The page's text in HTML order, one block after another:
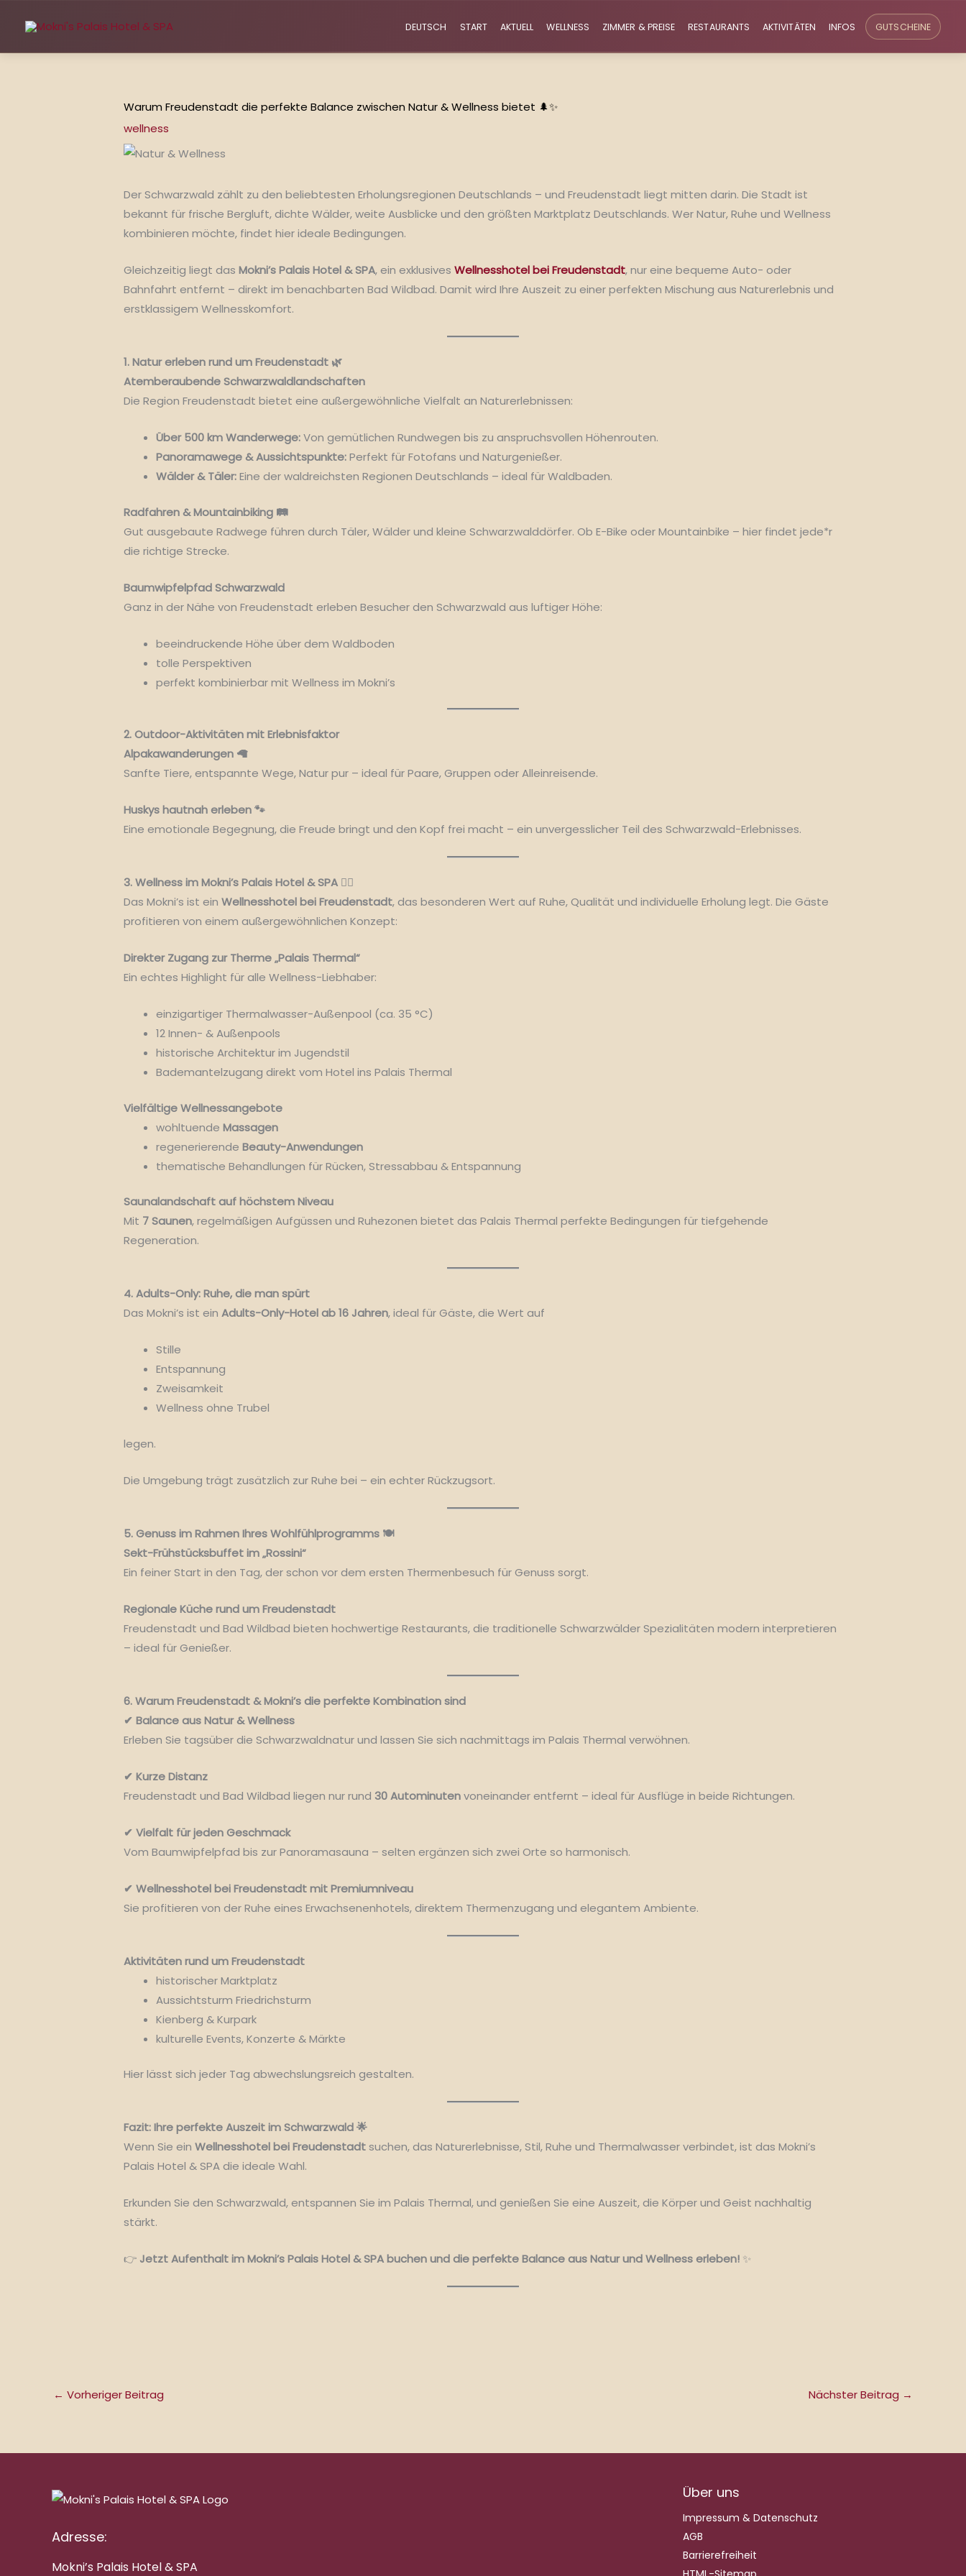
Inhalt
DEUTSCH START AKTUELL WELLNESS ZIMMER & PREISE RESTAURANTS AKTIVITÄTEN INFOS GUTSCHEINE
Warum Freudenstadt die perfekte Balance zwischen Natur & Wellness bietet 🌲✨
wellness
Der Schwarzwald zählt zu den beliebtesten Erholungsregionen Deutschlands – und Freudenstadt liegt mitten darin. Die Stadt ist
bekannt für frische Bergluft, dichte Wälder, weite Ausblicke und den größten Marktplatz Deutschlands. Wer Natur, Ruhe und Wellness
kombinieren möchte, findet hier ideale Bedingungen.
Gleichzeitig liegt dasMokni’s Palais Hotel & SPA, ein exklusivesWellnesshotel bei Freudenstadt, nur eine bequeme Auto- oder
Bahnfahrt entfernt – direkt im benachbarten Bad Wildbad. Damit wird Ihre Auszeit zu einer perfekten Mischung aus Naturerlebnis und
erstklassigem Wellnesskomfort.
1. Natur erleben rund um Freudenstadt 🌿
Atemberaubende Schwarzwaldlandschaften
Die Region Freudenstadt bietet eine außergewöhnliche Vielfalt an Naturerlebnissen:
Über 500 km Wanderwege:Von gemütlichen Rundwegen bis zu anspruchsvollen Höhenrouten.
Panoramawege & Aussichtspunkte:Perfekt für Fotofans und Naturgenießer.
Wälder & Täler:Eine der waldreichsten Regionen Deutschlands – ideal für Waldbaden.
Radfahren & Mountainbiking 🛤️
Gut ausgebaute Radwege führen durch Täler, Wälder und kleine Schwarzwalddörfer. Ob E-Bike oder Mountainbike – hier findet jede*r
die richtige Strecke.
Baumwipfelpfad Schwarzwald
Ganz in der Nähe von Freudenstadt erleben Besucher den Schwarzwald aus luftiger Höhe:
beeindruckende Höhe über dem Waldboden
tolle Perspektiven
perfekt kombinierbar mit Wellness im Mokni’s
2. Outdoor-Aktivitäten mit Erlebnisfaktor
Alpakawanderungen 🦙
Sanfte Tiere, entspannte Wege, Natur pur – ideal für Paare, Gruppen oder Alleinreisende.
Huskys hautnah erleben 🐾
Eine emotionale Begegnung, die Freude bringt und den Kopf frei macht – ein unvergesslicher Teil des Schwarzwald-Erlebnisses.
3. Wellness im Mokni’s Palais Hotel & SPA 💆‍♀️
Das Mokni’s ist einWellnesshotel bei Freudenstadt, das besonderen Wert auf Ruhe, Qualität und individuelle Erholung legt. Die Gäste
profitieren von einem außergewöhnlichen Konzept:
Direkter Zugang zur Therme „Palais Thermal“
Ein echtes Highlight für alle Wellness-Liebhaber:
einzigartiger Thermalwasser-Außenpool (ca. 35 °C)
12 Innen- & Außenpools
historische Architektur im Jugendstil
Bademantelzugang direkt vom Hotel ins Palais Thermal
Vielfältige Wellnessangebote
wohltuendeMassagen
regenerierendeBeauty-Anwendungen
thematische Behandlungen für Rücken, Stressabbau & Entspannung
Saunalandschaft auf höchstem Niveau
Mit 7 Saunen, regelmäßigen Aufgüssen und Ruhezonen bietet das Palais Thermal perfekte Bedingungen für tiefgehende
Regeneration.
4. Adults-Only: Ruhe, die man spürt
Das Mokni’s ist einAdults-Only-Hotel ab 16 Jahren, ideal für Gäste, die Wert auf
Stille
Entspannung
Zweisamkeit
Wellness ohne Trubel
legen.
Die Umgebung trägt zusätzlich zur Ruhe bei – ein echter Rückzugsort.
5. Genuss im Rahmen Ihres Wohlfühlprogramms 🍽️
Sekt-Frühstücksbuffet im „Rossini“
Ein feiner Start in den Tag, der schon vor dem ersten Thermenbesuch für Genuss sorgt.
Regionale Küche rund um Freudenstadt
Freudenstadt und Bad Wildbad bieten hochwertige Restaurants, die traditionelle Schwarzwälder Spezialitäten modern interpretieren
– ideal für Genießer.
6. Warum Freudenstadt & Mokni’s die perfekte Kombination sind
✔ Balance aus Natur & Wellness
Erleben Sie tagsüber die Schwarzwaldnatur und lassen Sie sich nachmittags im Palais Thermal verwöhnen.
✔ Kurze Distanz
Freudenstadt und Bad Wildbad liegen nur rund 30 Autominutenvoneinander entfernt – ideal für Ausflüge in beide Richtungen.
✔ Vielfalt für jeden Geschmack
Vom Baumwipfelpfad bis zur Panoramasauna – selten ergänzen sich zwei Orte so harmonisch.
✔ Wellnesshotel bei Freudenstadt mit Premiumniveau
Sie profitieren von der Ruhe eines Erwachsenenhotels, direktem Thermenzugang und elegantem Ambiente.
Aktivitäten rund um Freudenstadt
historischer Marktplatz
Aussichtsturm Friedrichsturm
Kienberg & Kurpark
kulturelle Events, Konzerte & Märkte
Hier lässt sich jeder Tag abwechslungsreich gestalten.
Fazit: Ihre perfekte Auszeit im Schwarzwald 🌟
Wenn Sie einWellnesshotel bei Freudenstadt suchen, das Naturerlebnisse, Stil, Ruhe und Thermalwasser verbindet, ist das Mokni’s
Palais Hotel & SPA die ideale Wahl.
Erkunden Sie den Schwarzwald, entspannen Sie im Palais Thermal, und genießen Sie eine Auszeit, die Körper und Geist nachhaltig
stärkt.
👉 Jetzt Aufenthalt im Mokni’s Palais Hotel & SPA buchen und die perfekte Balance aus Natur und Wellness erleben! ✨
← Vorheriger Beitrag Nächster Beitrag →
Adresse:
Mokni’s Palais Hotel & SPA
Über uns
Impressum & Datenschutz
AGB
Barrierefreiheit